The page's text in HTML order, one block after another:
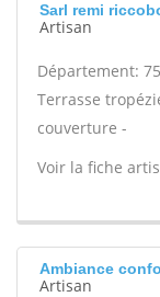
Sarl remi
Artisan
Département: 75
Terrasse
couverture -
Voir la fiche
Ambiance
Artisan